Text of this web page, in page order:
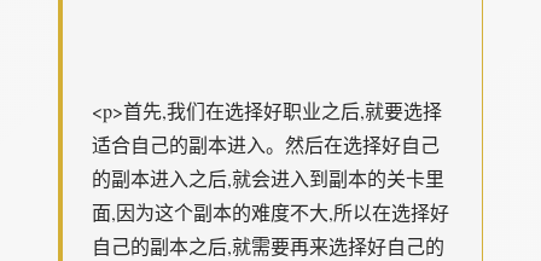
<p>首先,我们在选择好职业之后,就要选择
适合自己的副本进入。然后在选择好自己
的副本进入之后,就会进入到副本的关卡里
面,因为这个副本的难度不大,所以在选择好
自己的副本之后,就需要再来选择好自己的